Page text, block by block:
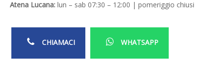
Atena Lucana: lun – sab 07:30 – 12:00 | pomeriggio chiusi
CHIAMACI WHATSAPP